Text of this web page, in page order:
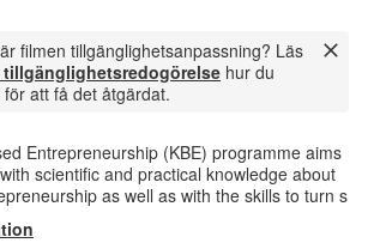
filmen tillgänglighetsanpassning? Läs
tillgänglighetsredogörelse hur du
att få det åtgärdat.
Entrepreneurship (KBE) programme aims
scientific and practical knowledge about
as well as with the skills to turn s